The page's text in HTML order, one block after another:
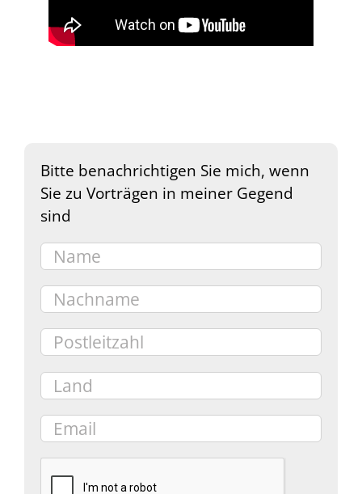
Bitte benachrichtigen Sie mich, wenn
Sie zu Vorträgen in meiner Gegend
sind